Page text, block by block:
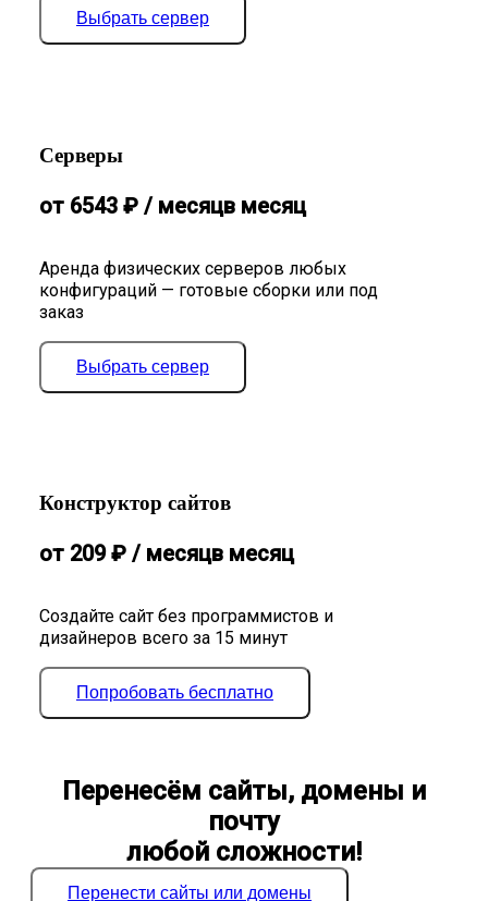
Выбрать сервер
Серверы
Аренда физических серверов любых
конфигураций — готовые сборки или под
заказ
от 6543 ₽ / месяцв месяц
Выбрать сервер
Конструктор сайтов
Создайте сайт без программистов и
дизайнеров всего за 15 минут
от 209₽ / месяцв месяц
Попробовать бесплатно
Перенесём сайты, домены и
почту
любой сложности!
Перенести сайты или домены